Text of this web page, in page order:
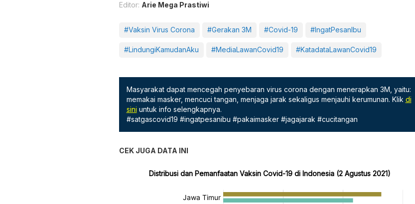
Editor: Arie Mega Prastiwi
#Vaksin Virus Corona #Gerakan 3M #Covid-19 #IngatPesanIbu
#LindungiKamudanAku #MediaLawanCovid19 #KatadataLawanCovid19
Masyarakat dapat mencegah penyebaran virus corona dengan menerapkan 3M, yaitu:
memakai masker, mencuci tangan, menjaga jarak sekaligus menjauhi kerumunan. Klik di
sini untuk info selengkapnya.
#satgascovid19 #ingatpesanibu #pakaimasker #jagajarak #cucitangan
CEK JUGA DATA INI